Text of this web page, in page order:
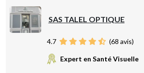
SAS TALEL OPTIQUE
4.7 (68 avis)
Expert en Santé Visuelle